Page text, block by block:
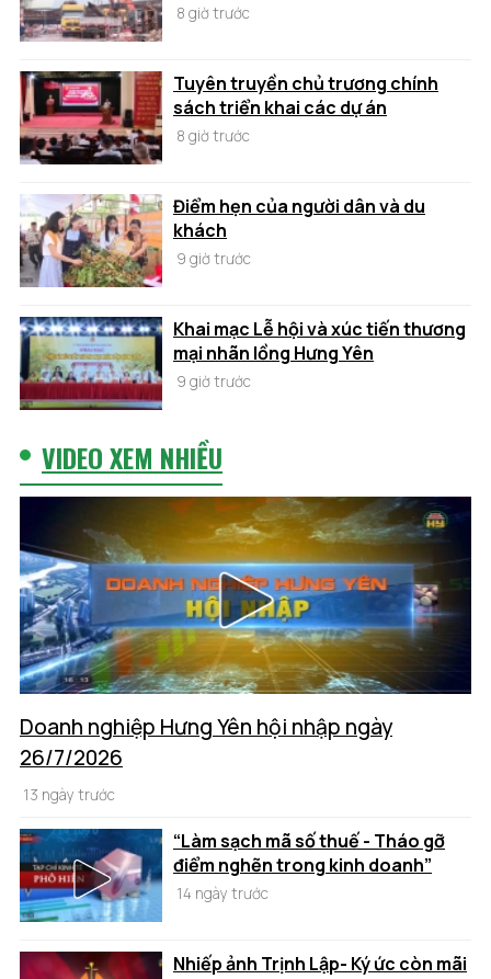
8 giờ trước
Tuyên truyền chủ trương chính
sách triển khai các dự án
8 giờ trước
Điểm hẹn của người dân và du
khách
9 giờ trước
Khai mạc Lễ hội và xúc tiến thương
mại nhãn lồng Hưng Yên
9 giờ trước
VIDEO XEM NHIỀU
Doanh nghiệp Hưng Yên hội nhập ngày
26/7/2026
13 ngày trước
“Làm sạch mã số thuế - Tháo gỡ
điểm nghẽn trong kinh doanh”
14 ngày trước
Nhiếp ảnh Trịnh Lập- Ký ức còn mãi